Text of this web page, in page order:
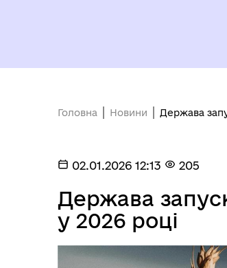
Головна Новини Держава
02.01.2026 12:13 205
Держава
у 2026 році